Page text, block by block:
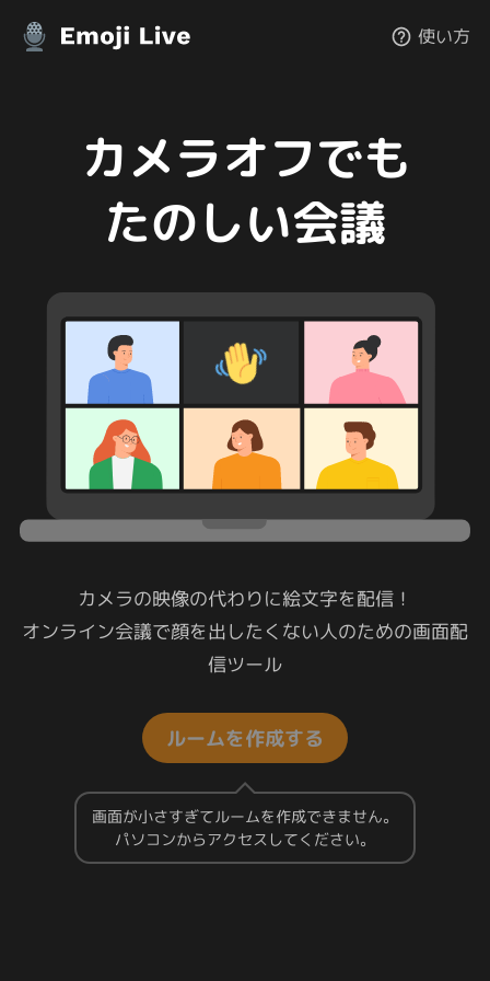
使い方
カメラオフでも
たのしい会議
カメラの映像の代わりに絵文字を配信！
オンライン会議で顔を出したくない人のための画面配
信ツール
ルームを作成する
画面が小さすぎてルームを作成できません。
パソコンからアクセスしてください。